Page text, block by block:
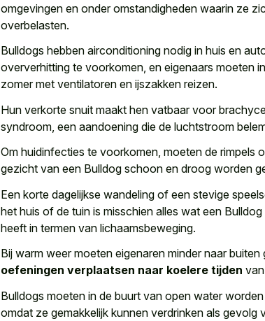
omgevingen en onder omstandigheden waarin ze
overbelasten.
Bulldogs hebben airconditioning nodig in huis en
oververhitting te voorkomen, en eigenaars moeten
zomer met ventilatoren en ijszakken reizen.
Hun verkorte snuit maakt hen vatbaar voor
syndroom, een aandoening die de luchtstroom
Om huidinfecties te voorkomen, moeten de rimpels
gezicht van een Bulldog schoon en droog worden
Een korte dagelijkse wandeling of een stevige
het huis of de tuin is misschien alles wat een
heeft in termen van lichaamsbeweging.
Bij warm weer moeten eigenaren minder naar buiten
oefeningen verplaatsen naar koelere tijden
Bulldogs moeten in de buurt van open water worden
omdat ze gemakkelijk kunnen verdrinken als gevolg